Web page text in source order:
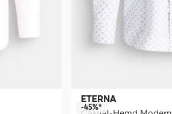
ETERNA
-45%*